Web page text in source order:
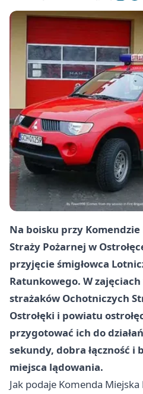
Na boisku przy
Straży Pożarnej w
przyjęcie śmigłowca
Ratunkowego. W zajęciach
strażaków Ochotniczych
Ostrołęki i powiatu
przygotować ich do
sekundy, dobra łączność i
miejsca lądowania.
Jak podaje Komenda Miejska